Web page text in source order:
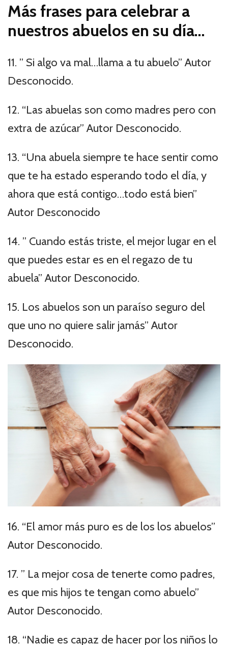
Más frases para celebrar a
nuestros abuelos en su día…
11. ” Si algo va mal…llama a tu abuelo” Autor
Desconocido.
12. “Las abuelas son como madres pero con
extra de azúcar” Autor Desconocido.
13. “Una abuela siempre te hace sentir como
que te ha estado esperando todo el día, y
ahora que está contigo…todo está bien”
Autor Desconocido
14. ” Cuando estás triste, el mejor lugar en el
que puedes estar es en el regazo de tu
abuela” Autor Desconocido.
15. Los abuelos son un paraíso seguro del
que uno no quiere salir jamás” Autor
Desconocido.
16. “El amor más puro es de los los abuelos”
Autor Desconocido.
17. ” La mejor cosa de tenerte como padres,
es que mis hijos te tengan como abuelo”
Autor Desconocido.
18. “Nadie es capaz de hacer por los niños lo